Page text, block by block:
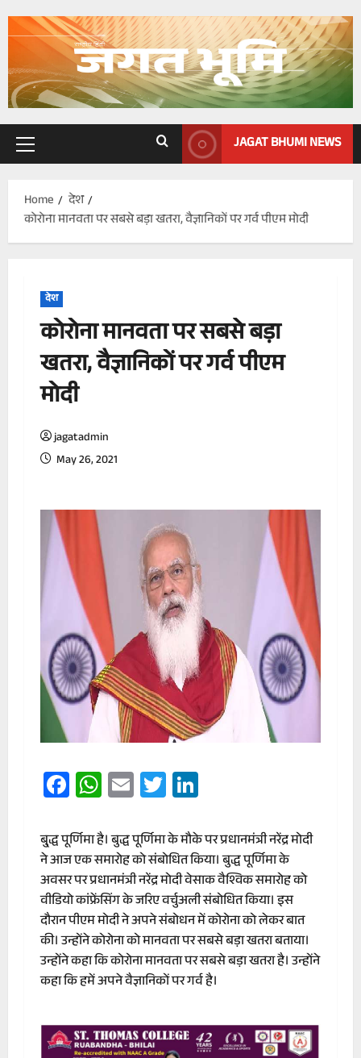
Primary
JAGAT BHUMI NEWS
Home
देश
कोरोना मानवता पर सबसे बड़ा खतरा, वैज्ञानिकों पर गर्व पीएम मोदी
देश
कोरोना मानवता पर सबसे बड़ा
खतरा, वैज्ञानिकों पर गर्व पीएम
मोदी
jagatadmin
May 26, 2021
Facebook
WhatsApp
EmailTwitter
बु्द्ध पूर्णिमा है। बुद्ध पूर्णिमा के मौके पर प्रधानमंत्री नरेंद्र मोदी
ने आज एक समारोह को संबोधित किया। बुद्ध पूर्णिमा के
अवसर पर प्रधानमंत्री नरेंद्र मोदी वेसाक वैश्विक समारोह को
वीडियो कांफ्रेंसिंग के जरिए वर्चुअली संबोधित किया। इस
दौरान पीएम मोदी ने अपने संबोधन में कोरोना को लेकर बात
की। उन्होंने कोरोना को मानवता पर सबसे बड़ा खतरा बताया।
उन्होंने कहा कि कोरोना मानवता पर सबसे बड़ा खतरा है। उन्होंने
कहा कि हमें अपने वैज्ञानिकों पर गर्व है।